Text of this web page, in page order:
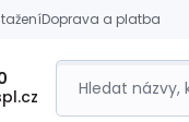
Doprava a platba